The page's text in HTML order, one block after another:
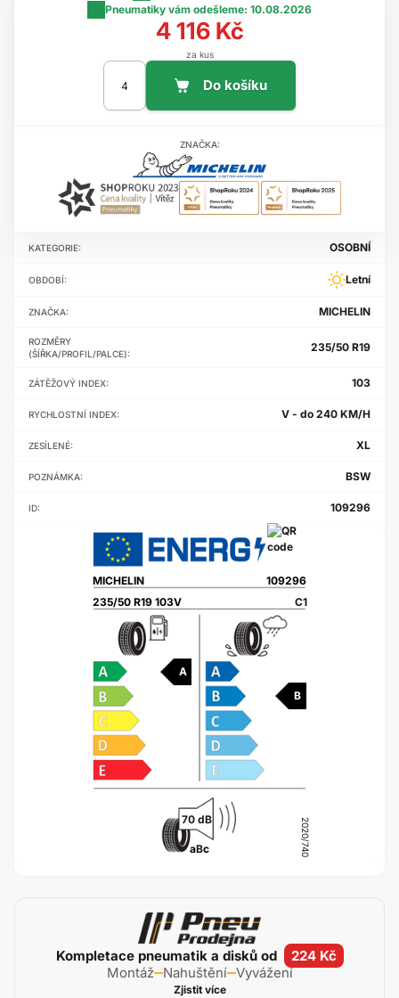
KATEGORIE: OSOBNÍ
OBDOBÍ: Letní
ZNAČKA: MICHELIN
ROZMĚRY
(ŠÍŘKA/PROFIL/PALCE):
235/50 R19
ZÁTĚŽOVÝ INDEX: 103
RYCHLOSTNÍ INDEX: V - do 240 KM/H
ZESÍLENÉ: XL
POZNÁMKA: BSW
ID: 109296
235/50 R19 103V
MICHELIN 109296
A
B
70 dB
C1
2020/740
aBc
Pneumatiky vám odešleme: 10.08.2026
4 116 Kč
za kus
ZNAČKA:
Kompletace pneumatik a disků od
224 Kč
Montáž Nahuštění Vyvážení
Zjistit více